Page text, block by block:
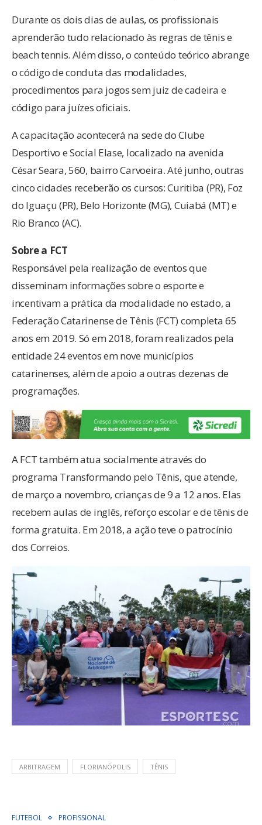
Durante os dois dias de aulas, os profissionais
aprenderão tudo relacionado às regras de tênis e
beach tennis. Além disso, o conteúdo teórico abrange
o código de conduta das modalidades,
procedimentos para jogos sem juiz de cadeira e
código para juízes oficiais.
A capacitação acontecerá na sede do Clube
Desportivo e Social Elase, localizado na avenida
César Seara, 560, bairro Carvoeira. Até junho, outras
cinco cidades receberão os cursos: Curitiba (PR), Foz
do Iguaçu (PR), Belo Horizonte (MG), Cuiabá (MT) e
Rio Branco (AC).
Sobre a FCT
Responsável pela realização de eventos que
disseminam informações sobre o esporte e
incentivam a prática da modalidade no estado, a
Federação Catarinense de Tênis (FCT) completa 65
anos em 2019. Só em 2018, foram realizados pela
entidade 24 eventos em nove municípios
catarinenses, além de apoio a outras dezenas de
programações.
A FCT também atua socialmente através do
programa Transformando pelo Tênis, que atende,
de março a novembro, crianças de 9 a 12 anos. Elas
recebem aulas de inglês, reforço escolar e de tênis de
forma gratuita. Em 2018, a ação teve o patrocínio
dos Correios.
ARBITRAGEM FLORIANÓPOLIS TÊNIS
FUTEBOL PROFISSIONAL